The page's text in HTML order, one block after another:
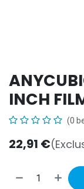
INCH
(0
22,91 €